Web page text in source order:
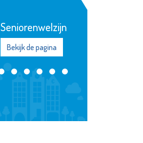
Seniorenwelzijn
Bekijk de pagina